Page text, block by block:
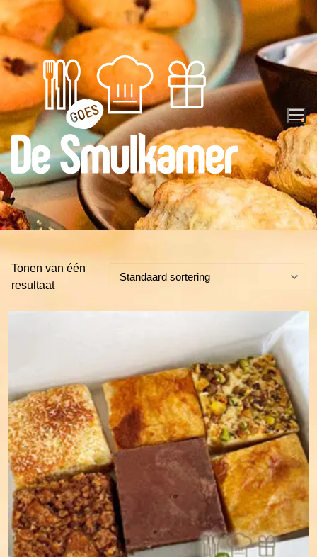
naar
de
inhoud
Tonen van één
resultaat